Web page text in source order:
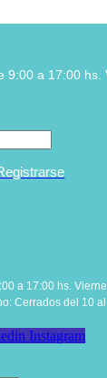
9:00 a 17:00
a 17:00 hs.
Cerrados del 10
Instagram